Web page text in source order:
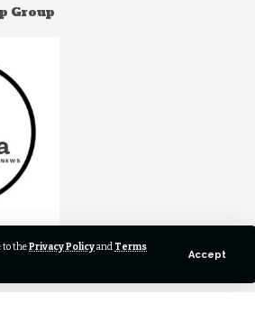
to thePrivacy Policyand Terms
Accept
Group
to get our newest articles